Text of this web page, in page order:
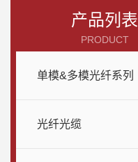
产品列表
PRODUCT
单模&多模光纤系列
光纤光缆